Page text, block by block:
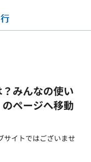
？みんなの使い
ページへ移動
サイトではございませ